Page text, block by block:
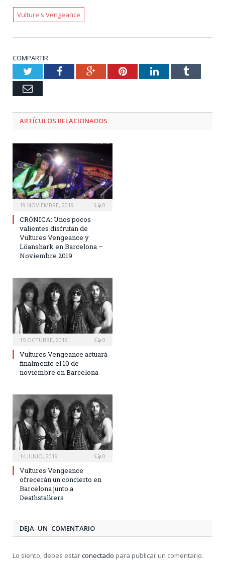
Vulture's Vengeance
COMPARTIR
TwitterFacebookGoogle+PinterestLinkedInTumblr
Email
ARTÍCULOS RELACIONADOS
19 NOVIEMBRE, 2019 0
CRÓNICA: Unos pocos
valientes disfrutan de
Vultures Vengeance y
Löanshark en Barcelona –
Noviembre 2019
15 OCTUBRE, 2019 0
Vultures Vengeance actuará
finalmente el 10 de
noviembre en Barcelona
14 JUNIO, 2019 0
Vultures Vengeance
ofrecerán un concierto en
Barcelona junto a
Deathstalkers
DEJA UN COMENTARIO
Lo siento, debes estarconectado para publicar un comentario.